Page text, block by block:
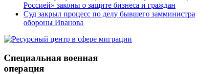
Россией» законы о защите бизнеса и граждан
Cуд закрыл процесс по делу бывшего замминистра
обороны Иванова
Специальная военная
операция